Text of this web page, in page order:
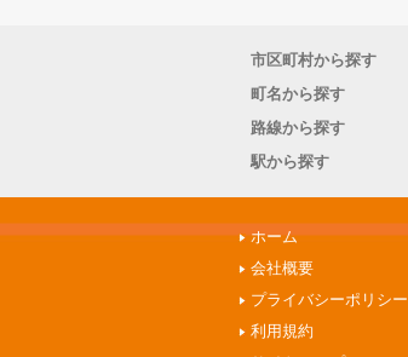
市区町村から探す
町名から探す
路線から探す
駅から探す
ホーム
会社概要
プライバシーポリシー
利用規約